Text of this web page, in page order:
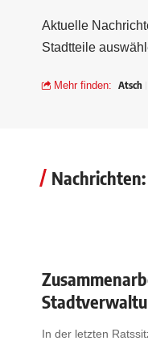
Aktuelle
Stadtteile
Mehr finden: Atsch
In der letzten